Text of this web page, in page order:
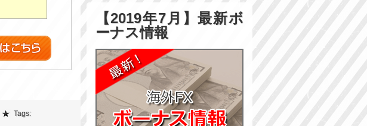
Tags:
【2019年7月】最新ボ
ーナス情報